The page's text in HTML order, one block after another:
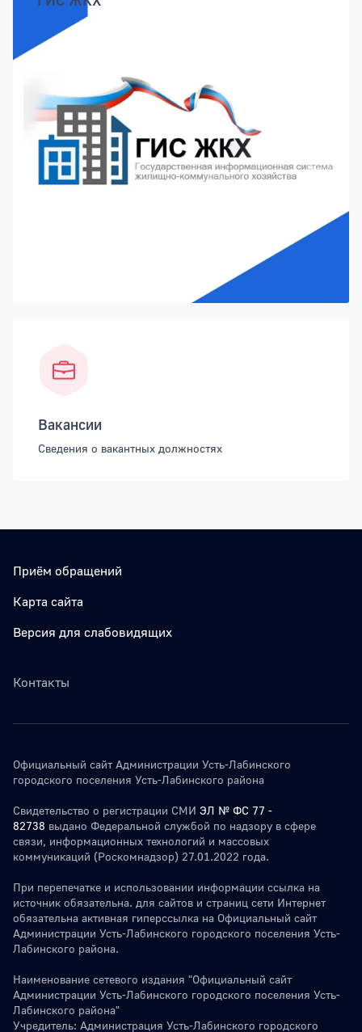
Вакансии
Сведения о вакантных должностях
Приём обращений
Карта сайта
Версия для слабовидящих
Контакты
Официальный сайт Администрации Усть-Лабинского
городского поселения Усть-Лабинского района
Свидетельство о регистрации СМИ ЭЛ № ФС 77 -
82738 выдано Федеральной службой по надзору в сфере
связи, информационных технологий и массовых
коммуникаций (Роскомнадзор) 27.01.2022 года.
При перепечатке и использовании информации ссылка на
источник обязательна. для сайтов и страниц сети Интернет
обязательна активная гиперссылка на Официальный сайт
Администрации Усть-Лабинского городского поселения Усть-
Лабинского района.
Наименование сетевого издания "Официальный сайт
Администрации Усть-Лабинского городского поселения Усть-
Лабинского района"
Учредитель: Администрация Усть-Лабинского городского